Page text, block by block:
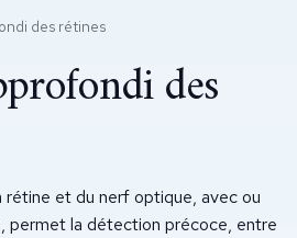
des rétines
des
rétine et du nerf optique, avec ou
permet la détection précoce, entre